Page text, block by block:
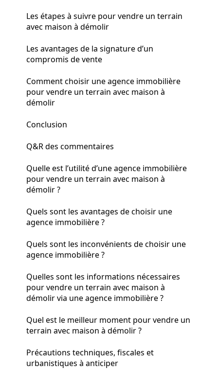
Les étapes à suivre pour vendre un terrain
avec maison à démolir
Les avantages de la signature d’un
compromis de vente
Comment choisir une agence immobilière
pour vendre un terrain avec maison à
démolir
Conclusion
Q&R des commentaires
Quelle est l’utilité d’une agence immobilière
pour vendre un terrain avec maison à
démolir ?
Quels sont les avantages de choisir une
agence immobilière ?
Quels sont les inconvénients de choisir une
agence immobilière ?
Quelles sont les informations nécessaires
pour vendre un terrain avec maison à
démolir via une agence immobilière ?
Quel est le meilleur moment pour vendre un
terrain avec maison à démolir ?
Précautions techniques, fiscales et
urbanistiques à anticiper